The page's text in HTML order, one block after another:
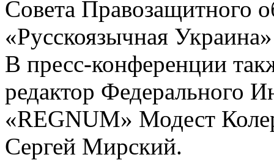
Совета Правозащитного
«Русскоязычная
В пресс-конференции
редактор Федерального
«REGNUM» Модест
Сергей Мирский.